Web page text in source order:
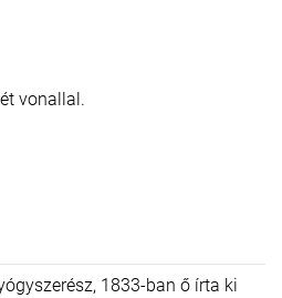
vonallal.
1833-ban ő írta ki